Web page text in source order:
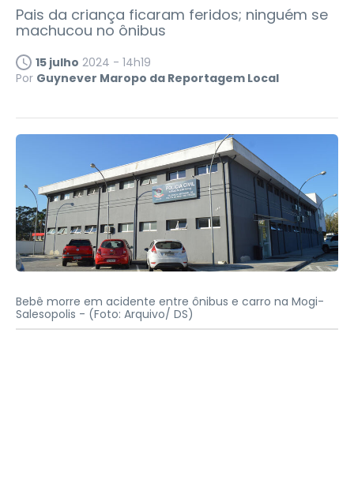
Pais da criança ficaram feridos; ninguém se
machucou no ônibus
15 julho 2024 - 14h19
Por Guynever Maropo da Reportagem Local
Bebê morre em acidente entre ônibus e carro na Mogi-
Salesopolis - (Foto: Arquivo/ DS)